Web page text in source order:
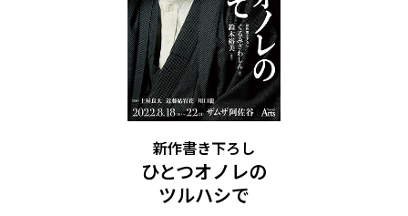
新作書き下ろし​
ひとつオノレの
ツルハシで​